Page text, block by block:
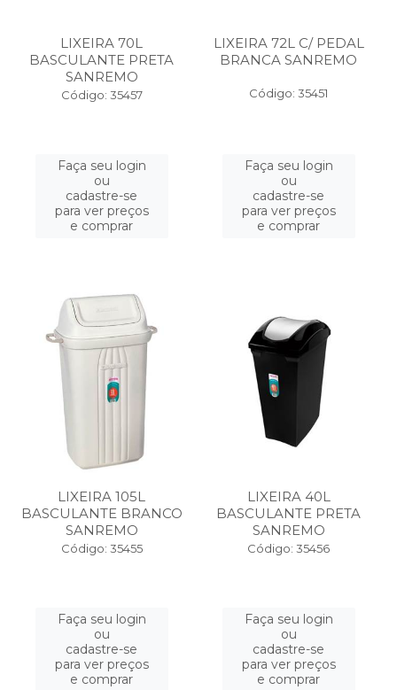
LIXEIRA 70L
BASCULANTE PRETA
SANREMO
Código: 35457
Faça seu login
ou
cadastre-se
para ver preços
e comprar
LIXEIRA 72L C/ PEDAL
BRANCA SANREMO
Código: 35451
Faça seu login
ou
cadastre-se
para ver preços
e comprar
LIXEIRA 105L
BASCULANTE BRANCO
SANREMO
Código: 35455
Faça seu login
ou
cadastre-se
para ver preços
e comprar
LIXEIRA 40L
BASCULANTE PRETA
SANREMO
Código: 35456
Faça seu login
ou
cadastre-se
para ver preços
e comprar